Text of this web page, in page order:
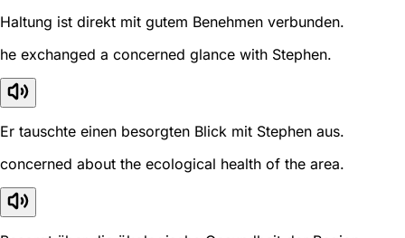
Haltung ist direkt mit gutem Benehmen verbunden.
he exchanged a concerned glance with Stephen.
Er tauschte einen besorgten Blick mit Stephen aus.
concerned about the ecological health of the area.